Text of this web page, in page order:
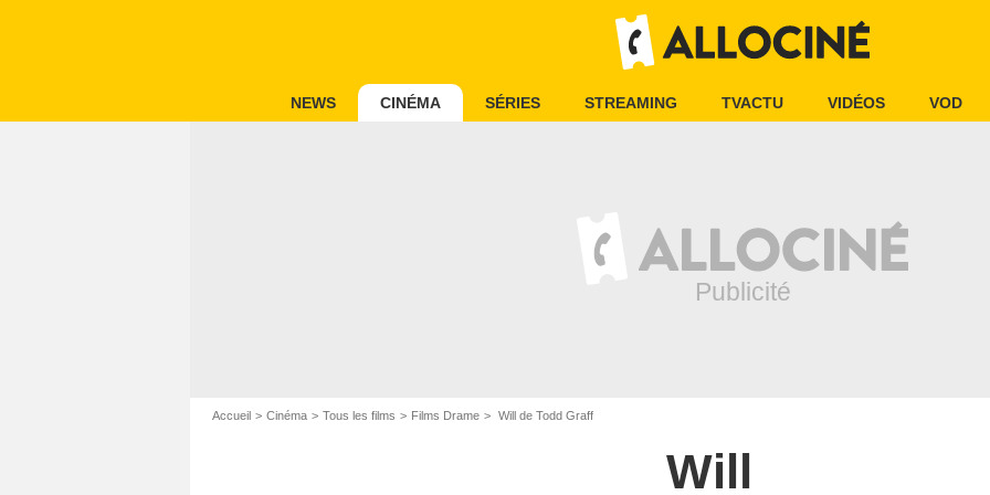
NEWS CINÉMA SÉRIES STREAMING TVACTU VIDÉOS VOD
Accueil Cinéma Tous les films Films Drame Will de Todd Graff
Will